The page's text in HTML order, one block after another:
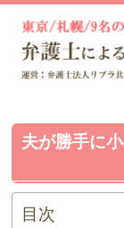
夫が勝手に
目次